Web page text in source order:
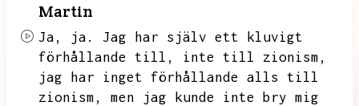
Martin
Ja, ja.
Jag har själv ett kluvigt
förhållande till,
inte till zionism,
jag har inget förhållande alls till
zionism,
men jag kunde inte bry mig